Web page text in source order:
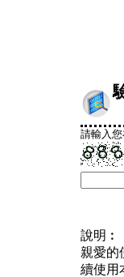
請輸入
說明︰
親愛的
續使用